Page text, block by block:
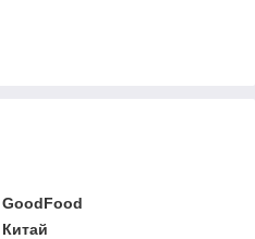
GoodFood
Китай